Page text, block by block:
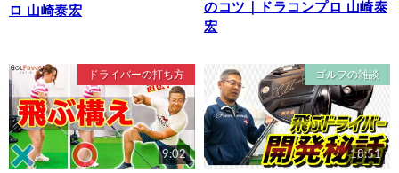
ロ 山崎泰宏
のコツ｜ドラコンプロ 山崎泰
宏
ドライバーの打ち方
9:02
ゴルフの雑談
18:51